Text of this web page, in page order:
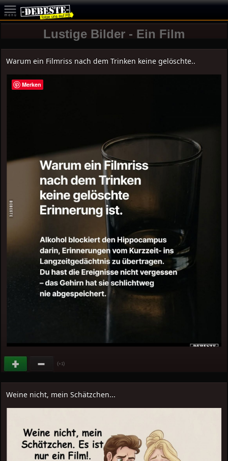
Lustige Bilder - Ein Film
Warum ein Filmriss nach dem Trinken keine gelöschte..
(+1)
Weine nicht, mein Schätzchen...
Merken